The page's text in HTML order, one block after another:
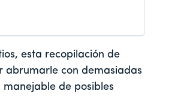
esta recopilación de
abrumarle con demasiadas
de posibles